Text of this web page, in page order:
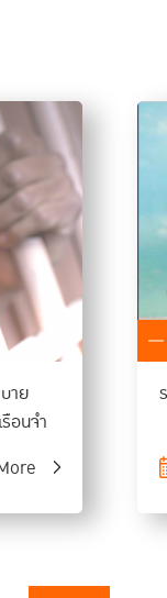
น
าก
ร
ที่
ค
าย
อนจำ